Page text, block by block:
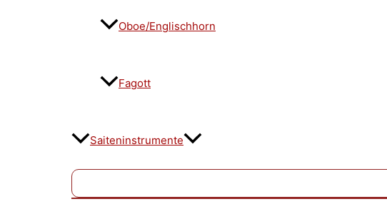
Oboe/Englischhorn
Fagott
Saiteninstrumente